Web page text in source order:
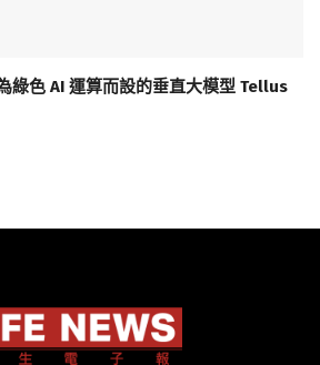
綠色 AI 運算而設的垂直大模型 Tellus